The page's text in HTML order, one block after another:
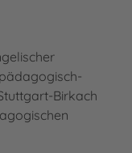
Birkach